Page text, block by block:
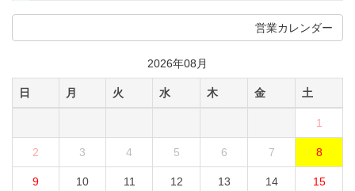
営業カレンダー
2026年08月
日 月 火 水 木 金 土
1
2 3 4 5 6 7 8
9 10 11 12 13 14 15